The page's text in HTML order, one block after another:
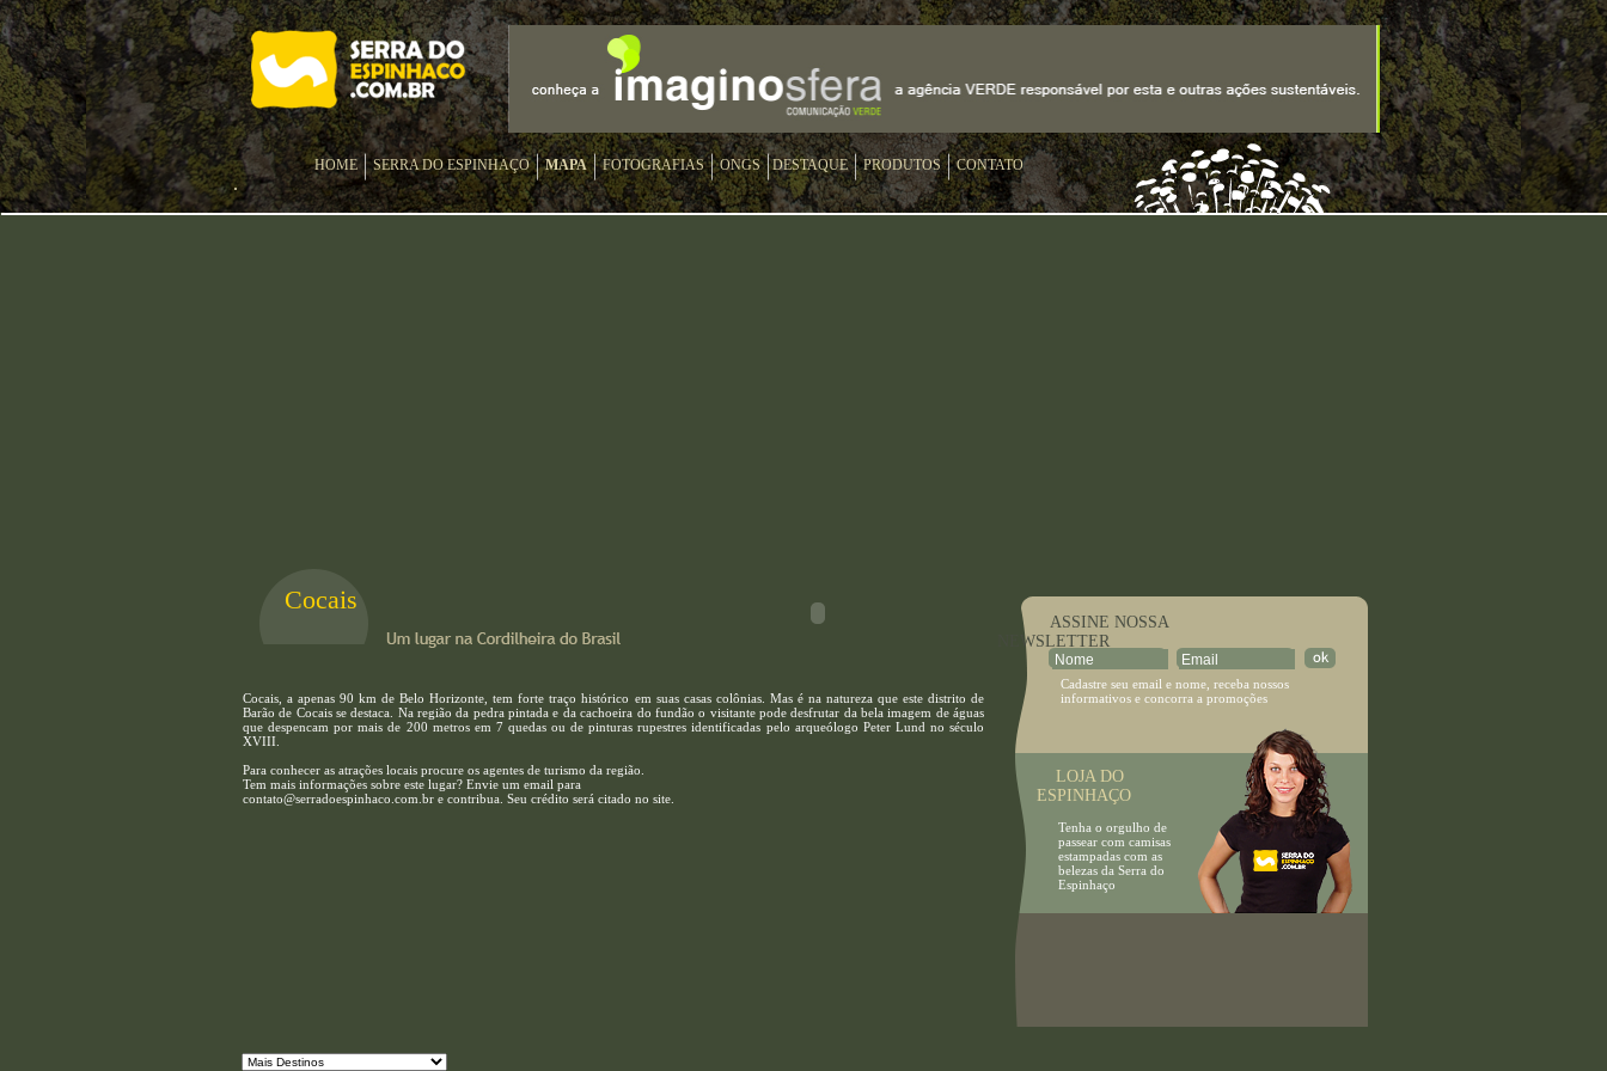
HOME SERRA DO ESPINHAÇO MAPA FOTOGRAFIAS ONGS DESTAQUE PRODUTOS CONTATO
Cocais
Cocais, a apenas 90 km de Belo Horizonte, tem forte traço histórico em suas casas colônias. Mas é na natureza que este distrito de
Barão de Cocais se destaca. Na região da pedra pintada e da cachoeira do fundão o visitante pode desfrutar da bela imagem de águas
que despencam por mais de 200 metros em 7 quedas ou de pinturas rupestres identificadas pelo arqueólogo Peter Lund no século
XVIII.
Para conhecer as atrações locais procure os agentes de turismo da região.
Tem mais informações sobre este lugar? Envie um email para
contato@serradoespinhaco.com.br e contribua. Seu crédito será citado no site.
ASSINE NOSSA
NEWSLETTER
Cadastre seu email e nome, receba nossos
informativos e concorra a promoções
LOJA DO
ESPINHAÇO
Tenha o orgulho de
passear com camisas
estampadas com as
belezas da Serra do
Espinhaço